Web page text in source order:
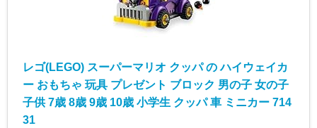
レゴ(LEGO) スーパーマリオ クッパ の ハイウェイカ
ー おもちゃ 玩具 プレゼント ブロック 男の子 女の子
子供 7歳 8歳 9歳 10歳 小学生 クッパ 車 ミニカー 714
31